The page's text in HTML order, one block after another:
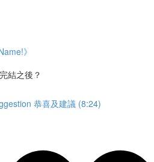
》
結之後？
恭喜及建議 (8:24)